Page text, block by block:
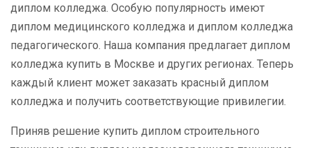
диплом колледжа. Особую популярность имеют
диплом медицинского колледжа и диплом колледжа
педагогического. Наша компания предлагает диплом
колледжа купить в Москве и других регионах. Теперь
каждый клиент может заказать красный диплом
колледжа и получить соответствующие привилегии.
Приняв решение купить диплом строительного